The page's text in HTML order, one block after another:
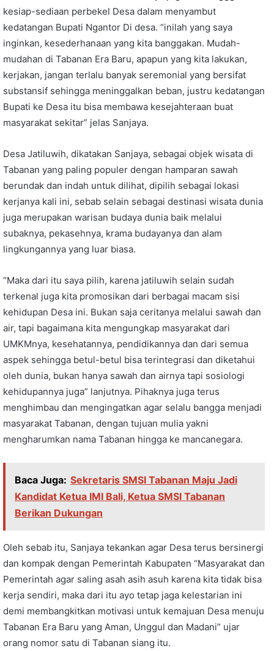
kesiap-sediaan perbekel Desa dalam menyambut
kedatangan Bupati Ngantor Di desa. “inilah yang saya
inginkan, kesederhanaan yang kita banggakan. Mudah-
mudahan di Tabanan Era Baru, apapun yang kita lakukan,
kerjakan, jangan terlalu banyak seremonial yang bersifat
substansif sehingga meninggalkan beban, justru kedatangan
Bupati ke Desa itu bisa membawa kesejahteraan buat
masyarakat sekitar” jelas Sanjaya.
Desa Jatiluwih, dikatakan Sanjaya, sebagai objek wisata di
Tabanan yang paling populer dengan hamparan sawah
berundak dan indah untuk dilihat, dipilih sebagai lokasi
kerjanya kali ini, sebab selain sebagai destinasi wisata dunia
juga merupakan warisan budaya dunia baik melalui
subaknya, pekasehnya, krama budayanya dan alam
lingkungannya yang luar biasa.
“Maka dari itu saya pilih, karena jatiluwih selain sudah
terkenal juga kita promosikan dari berbagai macam sisi
kehidupan Desa ini. Bukan saja ceritanya melalui sawah dan
air, tapi bagaimana kita mengungkap masyarakat dari
UMKMnya, kesehatannya, pendidikannya dan dari semua
aspek sehingga betul-betul bisa terintegrasi dan diketahui
oleh dunia, bukan hanya sawah dan airnya tapi sosiologi
kehidupannya juga” lanjutnya. Pihaknya juga terus
menghimbau dan mengingatkan agar selalu bangga menjadi
masyarakat Tabanan, dengan tujuan mulia yakni
mengharumkan nama Tabanan hingga ke mancanegara.
Baca Juga: Sekretaris SMSI Tabanan Maju Jadi
Kandidat Ketua IMI Bali, Ketua SMSI Tabanan
Berikan Dukungan
Oleh sebab itu, Sanjaya tekankan agar Desa terus bersinergi
dan kompak dengan Pemerintah Kabupaten “Masyarakat dan
Pemerintah agar saling asah asih asuh karena kita tidak bisa
kerja sendiri, maka dari itu ayo tetap jaga kelestarian ini
demi membangkitkan motivasi untuk kemajuan Desa menuju
Tabanan Era Baru yang Aman, Unggul dan Madani” ujar
orang nomor satu di Tabanan siang itu.